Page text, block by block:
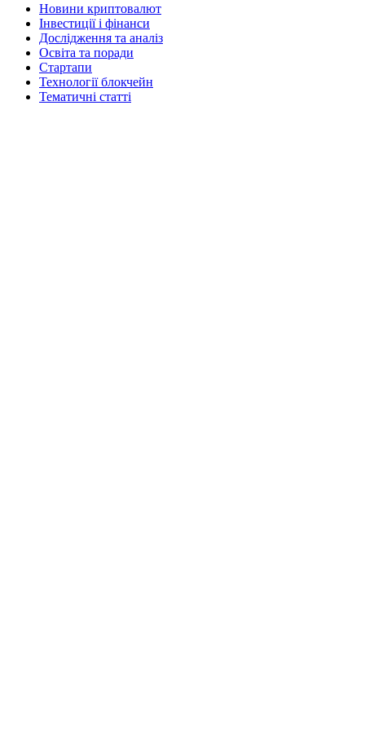
Новини криптовалют
Інвестиції і фінанси
Дослідження та аналіз
Освіта та поради
Стартапи
Технології блокчейн
Тематичні статті